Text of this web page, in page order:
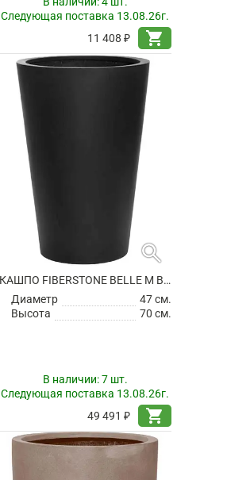
Следующая поставка 13.08.26г.
11 408 ₽
shopping_cart
search
КАШПО FIBERSTONE BELLE M BLACK
Диаметр
47 см.
Высота
70 см.
В наличии:7 шт.
Следующая поставка 13.08.26г.
49 491 ₽
shopping_cart